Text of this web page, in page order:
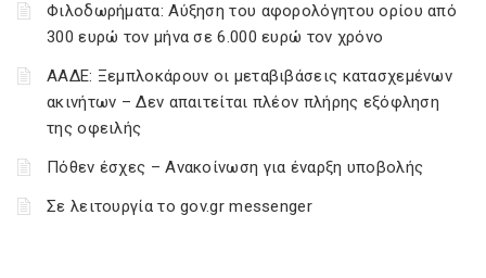
Φιλοδωρήματα: Αύξηση του αφορολόγητου ορίου από
300 ευρώ τον μήνα σε 6.000 ευρώ τον χρόνο
ΑΑΔΕ: Ξεμπλοκάρουν οι μεταβιβάσεις κατασχεμένων
ακινήτων – Δεν απαιτείται πλέον πλήρης εξόφληση
της οφειλής
Πόθεν έσχες – Ανακοίνωση για έναρξη υποβολής
Σε λειτουργία το gov.gr messenger